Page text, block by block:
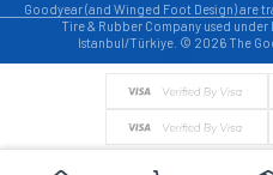
Goodyear (and Winged Foot Design) are
Tire & Rubber Company used
Istanbul/Türkiye. © 2026 The